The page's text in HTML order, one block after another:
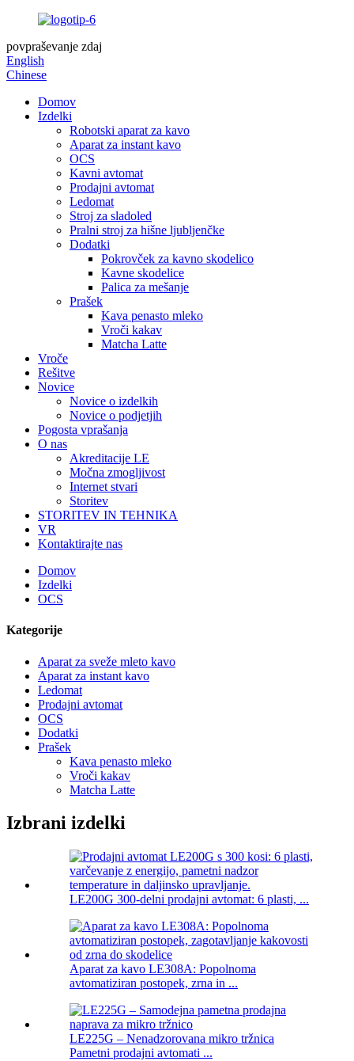
povpraševanje zdaj
English
Chinese
Domov
Izdelki
Robotski aparat za kavo
Aparat za instant kavo
OCS
Kavni avtomat
Prodajni avtomat
Ledomat
Stroj za sladoled
Pralni stroj za hišne ljubljenčke
Dodatki
Pokrovček za kavno skodelico
Kavne skodelice
Palica za mešanje
Prašek
Kava penasto mleko
Vroči kakav
Matcha Latte
Vroče
Rešitve
Novice
Novice o izdelkih
Novice o podjetjih
Pogosta vprašanja
O nas
Akreditacije LE
Močna zmogljivost
Internet stvari
Storitev
STORITEV IN TEHNIKA
VR
Kontaktirajte nas
Domov
Izdelki
OCS
Kategorije
Aparat za sveže mleto kavo
Aparat za instant kavo
Ledomat
Prodajni avtomat
OCS
Dodatki
Prašek
Kava penasto mleko
Vroči kakav
Matcha Latte
Izbrani izdelki
LE200G 300-delni prodajni avtomat: 6 plasti, ...
Aparat za kavo LE308A: Popolnoma
avtomatiziran postopek, zrna in ...
LE225G – Nenadzorovana mikro tržnica
Pametni prodajni avtomati ...